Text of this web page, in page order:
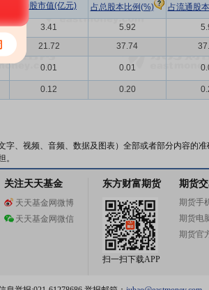
持股市值(亿元) 占总股本比例(%) 占流通股
3.41 5.92
21.72 37.74
0.01 0.01
0.12 0.20
、视频、音频、数据及图表）全部或者部分内容的
。
关注天天基金
天天基金网微博
天天基金网微信
东方财富期货
扫一扫下载APP
期货
期货手
期货电
期货官